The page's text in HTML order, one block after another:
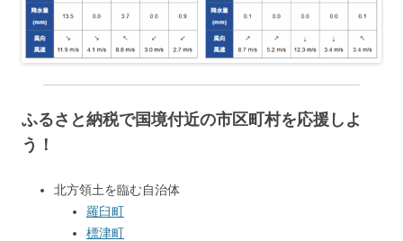
ふるさと納税で国境付近の市区町村を応援しよ
う！
北方領土を臨む自治体
羅臼町
標津町